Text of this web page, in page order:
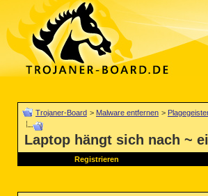
Trojaner-Board > Malware entfernen >
Laptop hängt sich nach ~
Registrieren